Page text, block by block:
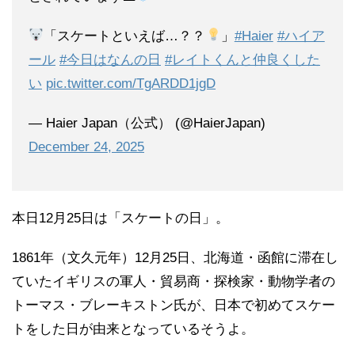
「スケートといえば…？？ 」 #Haier #ハイア
ール #今日はなんの日 #レイトくんと仲良くした
い pic.twitter.com/TgARDD1jgD
— Haier Japan（公式） (@HaierJapan)
December 24, 2025
本日12月25日は「スケートの日」。
1861年（文久元年）12月25日、北海道・函館に滞在し
ていたイギリスの軍人・貿易商・探検家・動物学者の
トーマス・ブレーキストン氏が、日本で初めてスケー
トをした日が由来となっているそうよ。